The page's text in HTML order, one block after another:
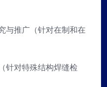
与推广（针对在制和在
针对特殊结构焊缝检